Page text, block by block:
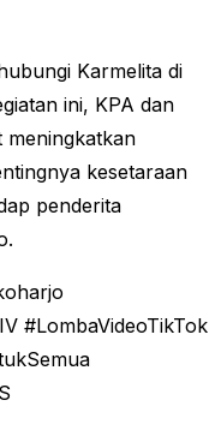
Karmelita di
ini, KPA dan
meningkatkan
kesetaraan
penderita
#LombaVideoTikTok